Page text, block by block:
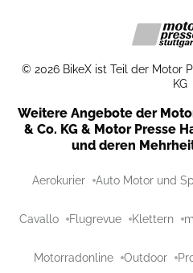
© 2026 BikeX ist Teil der Motor
KG
Weitere Angebote der
& Co. KG & Motor Presse
und deren
Aerokurier Auto Motor und
Cavallo Flugrevue Klettern
Motorradonline Outdoor